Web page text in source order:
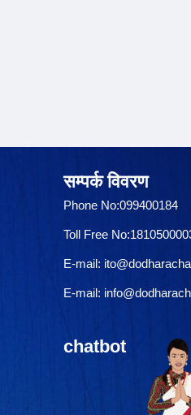
सम्पर्क विवरण
Phone No:099400184
Toll Free
E-mail:
E-mail:
chatbot